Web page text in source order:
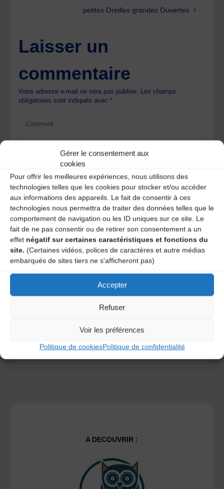
Gérer le consentement aux
cookies
Pour offrir les meilleures expériences, nous utilisons des
technologies telles que les cookies pour stocker et/ou accéder
aux informations des appareils. Le fait de consentir à ces
technologies nous permettra de traiter des données telles que le
comportement de navigation ou les ID uniques sur ce site. Le
fait de ne pas consentir ou de retirer son consentement a un
effet négatif sur certaines caractéristiques et fonctions du
site. (Certaines vidéos, polices de caractères et autre médias
embarqués de sites tiers ne s'afficheront pas)
Accepter
Refuser
Voir les préférences
Politique de cookiesPolitique de confidentialité
petites Oreilles grandes Ouvertes
Laisser un
commentaire
Votre adresse e-mail ne sera pas publiée. Les champs
obligatoires sont indiqués avec*
savoir plus sur la façon dont les données de vos
.
A DECOUVRIR :